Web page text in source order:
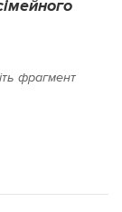
фрагмент